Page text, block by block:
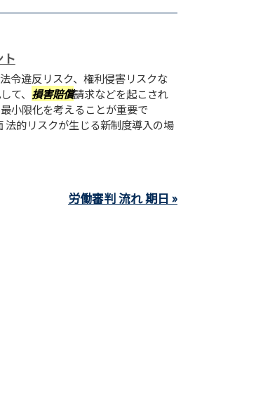
令違反リスク、権利侵害リスクな
て、 損害賠償請求などを起こされ
小限化を考えることが重要で
法的リスクが生じる新制度導入の場
労働審判 流れ 期日 »